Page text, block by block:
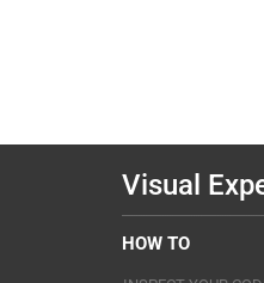
Visual
HOW TO